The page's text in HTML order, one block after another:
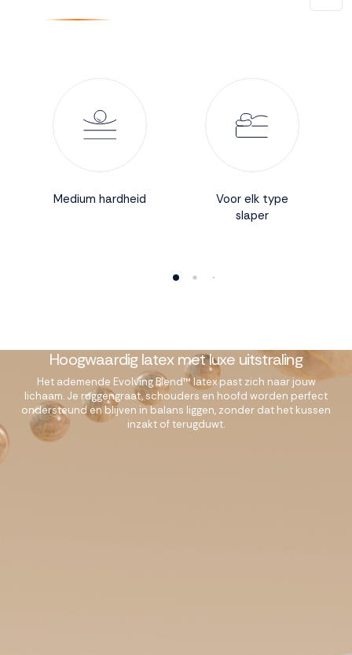
Weigeren
Medium hardheid
Voor elk type
slaper
Hoogwaardig latex met luxe uitstraling
Het ademende Evolving Blend™ latex past zich naar jouw
lichaam. Je ruggengraat, schouders en hoofd worden perfect
ondersteund en blijven in balans liggen, zonder dat het kussen
inzakt of terugduwt.